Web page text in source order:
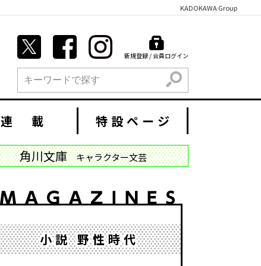
KADOKAWA Group
新規登録 / 会員ログイン
検索
連 載 特設ページ
角川文庫 キャラクター文芸
小説 野性時代